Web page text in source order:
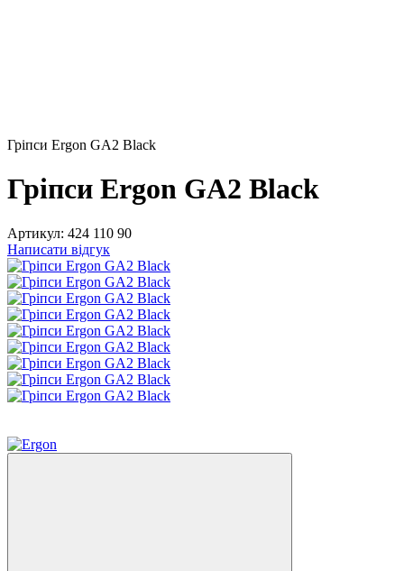
Гріпси Ergon GA2 Black
Гріпси Ergon GA2 Black
Артикул: 424 110 90
Написати відгук